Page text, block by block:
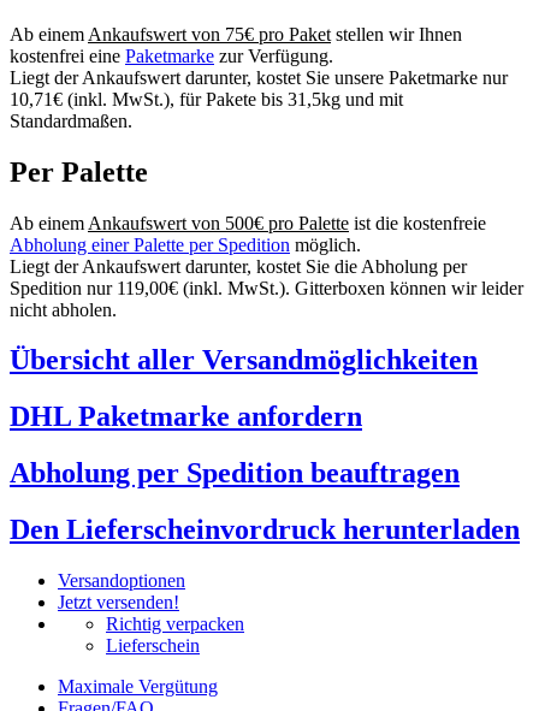
Ab einem Ankaufswert von 75€ pro Paket stellen wir Ihnen
kostenfrei eine Paketmarke zur Verfügung.
Liegt der Ankaufswert darunter, kostet Sie unsere Paketmarke nur
10,71€ (inkl. MwSt.), für Pakete bis 31,5kg und mit
Standardmaßen.
Per Palette
Ab einem Ankaufswert von 500€ pro Palette ist die kostenfreie
Abholung einer Palette per Spedition möglich.
Liegt der Ankaufswert darunter, kostet Sie die Abholung per
Spedition nur 119,00€ (inkl. MwSt.). Gitterboxen können wir leider
nicht abholen.
Übersicht aller Versandmöglichkeiten
DHL Paketmarke anfordern
Abholung per Spedition beauftragen
Den Lieferscheinvordruck herunterladen
Versandoptionen
Jetzt versenden!
Richtig verpacken
Lieferschein
Maximale Vergütung